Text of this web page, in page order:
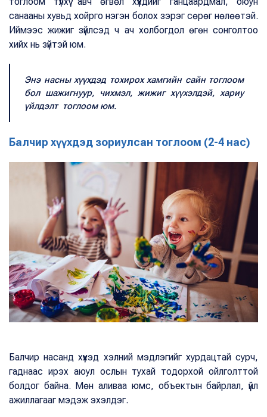
санааны хувьд хойрго нэгэн болох зэрэг сөрөг нөлөөтэй.
Иймээс жижиг зүйлсэд ч ач холбогдол өгөн сонголтоо
хийх нь зүйтэй юм.
Энэ насны хүүхдэд тохирох хамгийн сайн тоглоом
бол шажигнуур, чихмэл, жижиг хүүхэлдэй, хариу
үйлдэлт тоглоом юм.
Балчир хүүхдэд зориулсан тоглоом (2-4 нас)
Балчир насанд хүүхэд хэлний мэдлэгийг хурдацтай сурч,
гаднаас ирэх аюул ослын тухай тодорхой ойлголттой
болдог байна. Мөн аливаа юмс, объектын байрлал, үйл
ажиллагааг мэдэж эхэлдэг.